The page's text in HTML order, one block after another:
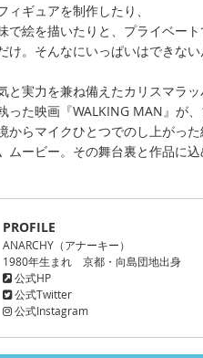
ィギュアを制作したり、
で絵を描いたりと、プライベー
け。そんなにいっぱいはできな
と実力を兼ね備えたカリスマラ
った映画『WALKING MAN』が
からマイクひとつでのし上がっ
ムービー。その舞台裏と作品に込
PROFILE
ANARCHY（アナーキー）
1980年生まれ 京都・向島団地出身
公式HP
公式Twitter
公式Instagram